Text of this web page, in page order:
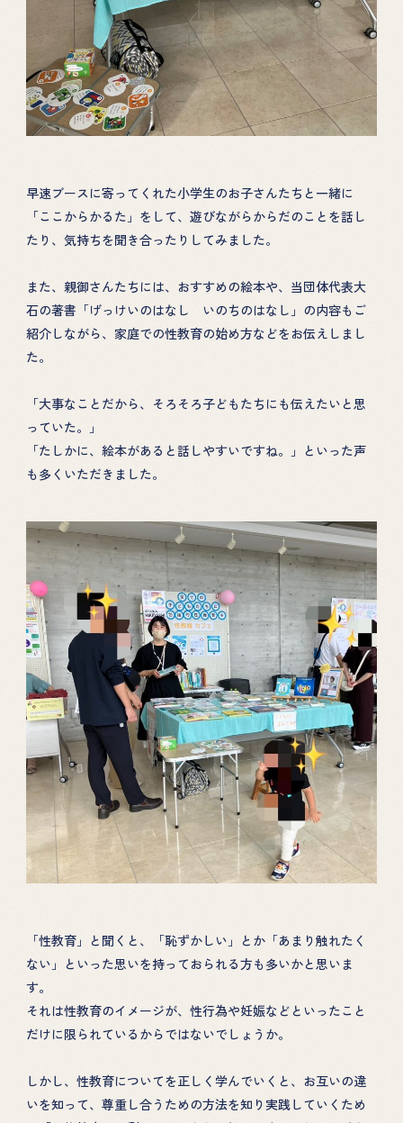
早速ブースに寄ってくれた小学生のお子さんたちと一緒に
「ここからかるた」をして、遊びながらからだのことを話し
たり、気持ちを聞き合ったりしてみました。
また、親御さんたちには、おすすめの絵本や、当団体代表大
石の著書「げっけいのはなし いのちのはなし」の内容もご
紹介しながら、家庭での性教育の始め方などをお伝えしまし
た。
「大事なことだから、そろそろ子どもたちにも伝えたいと思
っていた。」
「たしかに、絵本があると話しやすいですね。」といった声
も多くいただきました。
「性教育」と聞くと、「恥ずかしい」とか「あまり触れたく
ない」といった思いを持っておられる方も多いかと思いま
す。
それは性教育のイメージが、性行為や妊娠などといったこと
だけに限られているからではないでしょうか。
しかし、性教育についてを正しく学んでいくと、お互いの違
いを知って、尊重し合うための方法を知り実践していくため